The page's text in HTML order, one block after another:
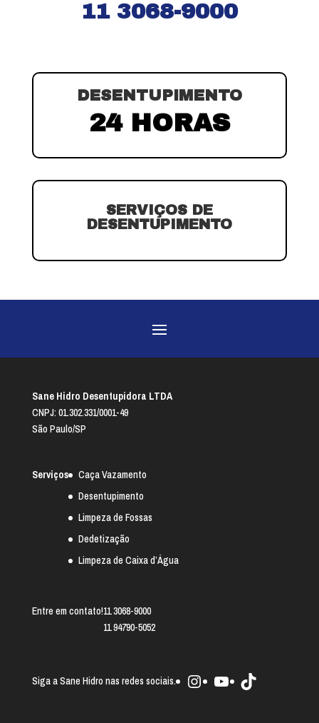
11 3068-9000
DESENTUPIMENTO
24 HORAS
SERVIÇOS DE
DESENTUPIMENTO
Sane Hidro Desentupidora LTDA
CNPJ: 01.302.331/0001-49
São Paulo/SP
Serviços
Caça Vazamento
Desentupimento
Limpeza de Fossas
Dedetização
Limpeza de Caixa d’Água
Entre em contato!11 3068-9000
11 94790-5052
Siga a Sane Hidro nas redes sociais. Instagram
YoutubeTikTok